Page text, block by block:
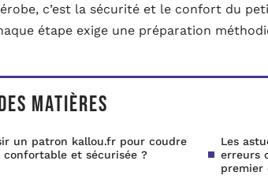
c’est la sécurité et le confort du
étape exige une préparation
matières
un patron kallou.fr pour coudre
et sécurisée ?
Les
erreurs
premier